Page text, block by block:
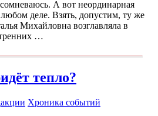
А вот неординарная
деле. Взять, допустим, ту же
Михайловна возглавляла в
…
тепло?
Хроника событий